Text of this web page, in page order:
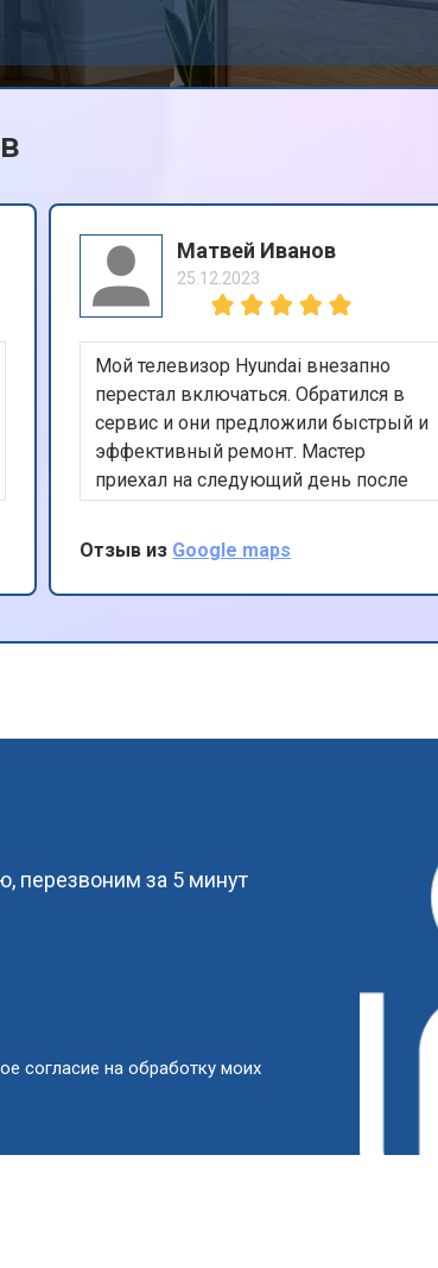
от 80 мин
Матвей Иванов
25.12.2023
Мой телевизор Hyundai внезапно
перестал включаться. Обратился в
сервис и они предложили быстрый и
эффективный ремонт. Мастер
приехал на следующий день после
заявки, провел диагностику и
заменил поврежденные
компоненты. Теперь телевизор
работает безупречно. Отличная
Отзыв из Google maps
перезвоним за 5 минут
согласие на обработку моих